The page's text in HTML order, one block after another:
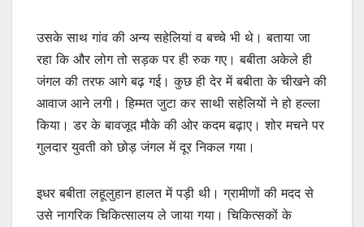
उसके साथ गांव की अन्य सहेलियां व बच्चे भी थे। बताया जा
रहा कि और लोग तो सड़क पर ही रुक गए। बबीता अकेले ही
जंगल की तरफ आगे बढ़ गई। कुछ ही देर में बबीता के चीखने की
आवाज आने लगी। हिम्मत जुटा कर साथी सहेलियों ने हो हल्ला
किया। डर के बावजूद मौके की ओर कदम बढ़ाए। शोर मचने पर
गुलदार युवती को छोड़ जंगल में दूर निकल गया।
इधर बबीता लहूलुहान हालत में पड़ी थी। ग्रामीणों की मदद से
उसे नागरिक चिकित्सालय ले जाया गया। चिकित्सकों के